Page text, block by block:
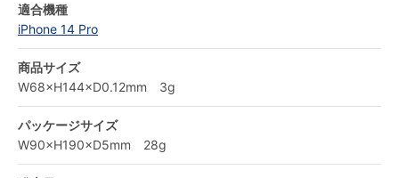
適合機種
iPhone 14 Pro
商品サイズ
W68×H144×D0.12mm 3g
パッケージサイズ
W90×H190×D5mm 28g